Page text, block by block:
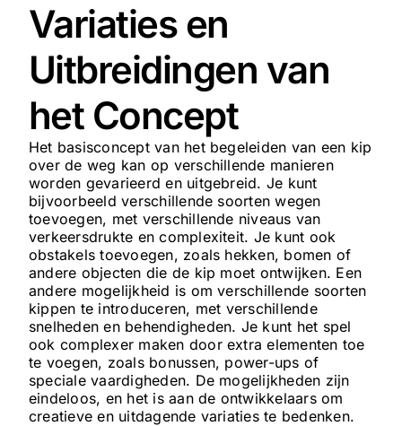
Variaties en
Uitbreidingen van
het Concept
Het basisconcept van het begeleiden van een kip
over de weg kan op verschillende manieren
worden gevarieerd en uitgebreid. Je kunt
bijvoorbeeld verschillende soorten wegen
toevoegen, met verschillende niveaus van
verkeersdrukte en complexiteit. Je kunt ook
obstakels toevoegen, zoals hekken, bomen of
andere objecten die de kip moet ontwijken. Een
andere mogelijkheid is om verschillende soorten
kippen te introduceren, met verschillende
snelheden en behendigheden. Je kunt het spel
ook complexer maken door extra elementen toe
te voegen, zoals bonussen, power-ups of
speciale vaardigheden. De mogelijkheden zijn
eindeloos, en het is aan de ontwikkelaars om
creatieve en uitdagende variaties te bedenken.